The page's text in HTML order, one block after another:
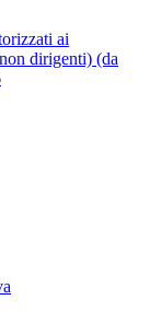
ai
dirigenti) (da